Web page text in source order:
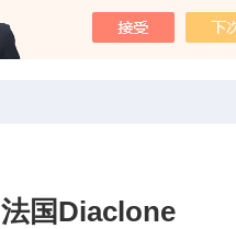
法国Diaclone